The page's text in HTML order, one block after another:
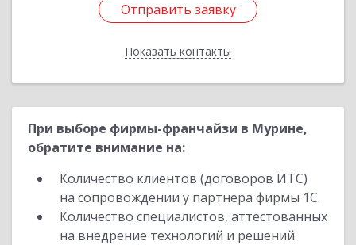
Отправить заявку
Показать контакты
Отправить заявку
Назад
При выборе фирмы-франчайзи в Мурине,
обратите внимание на:
Количество клиентов (договоров ИТС)
на сопровождении у партнера фирмы 1С.
Количество специалистов, аттестованных
на внедрение технологий и решений